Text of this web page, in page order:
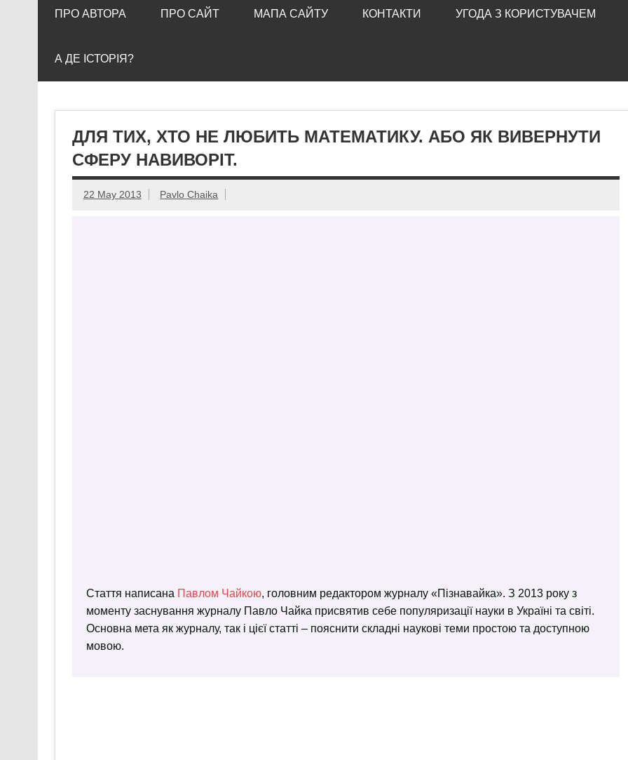
ПРО АВТОРА ПРО САЙТ МАПА САЙТУ КОНТАКТИ УГОДА З КОРИСТУВАЧЕМ
А ДЕ ІСТОРІЯ?
ДЛЯ ТИХ, ХТО НЕ ЛЮБИТЬ МАТЕМАТИКУ. АБО ЯК ВИВЕРНУТИ
СФЕРУ НАВИВОРІТ.
22 May 2013 Pavlo Chaika
Стаття написана Павлом Чайкою, головним редактором журналу «Пізнавайка». З 2013 року з
моменту заснування журналу Павло Чайка присвятив себе популяризації науки в Україні та світі.
Основна мета як журналу, так і цієї статті – пояснити складні наукові теми простою та доступною
мовою.